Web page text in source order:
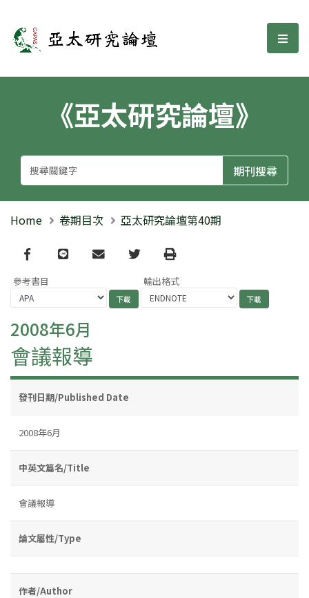
亞太研究論壇 選
《亞太研究論壇》
Home 卷期目次 亞太研究論壇第40期
Facebook
line email TwitterPrint
參考書目 輸出格式
2008年6月
會議報導
發刊日期/Published Date
2008年6月
中英文篇名/Title
會議報導
論文屬性/Type
作者/Author